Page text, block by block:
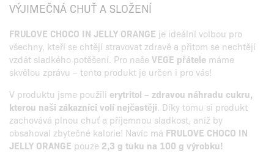
VÝJIMEČNÁ CHUŤ A SLOŽENÍ
FRULOVE CHOCO IN JELLY ORANGE je ideální volbou pro
všechny, kteří se chtějí stravovat zdravě a přitom se nechtějí
vzdát sladkého potěšení. Pro naše VEGE přátele máme
skvělou zprávu – tento produkt je určen i pro vás!
V produktu jsme použili erytritol – zdravou náhradu cukru,
kterou naši zákazníci volí nejčastěji. Díky tomu si produkt
zachovává plnou chuť a příjemnou sladkost, aniž by
obsahoval zbytečné kalorie! Navíc má FRULOVE CHOCO IN
JELLY ORANGE pouze 2,3 g tuku na 100 g výrobku!